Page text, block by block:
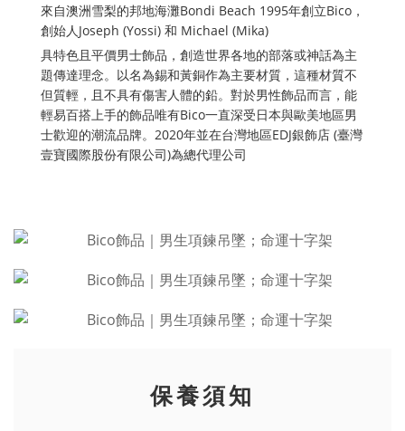
來自澳洲雪梨的邦地海灘Bondi Beach 1995年創立Bico，
創始人Joseph (Yossi) 和 Michael (Mika)
具特色且平價男士飾品，創造世界各地的部落或神話為主
題傳達理念。以名為錫和黃銅作為主要材質，這種材質不
但質輕，且不具有傷害人體的鉛。對於男性飾品而言，能
輕易百搭上手的飾品唯有Bico一直深受日本與歐美地區男
士歡迎的潮流品牌。2020年並在台灣地區EDJ銀飾店 (臺灣
壹寶國際股份有限公司)為總代理公司
保養須知